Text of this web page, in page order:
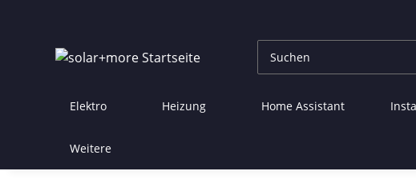
Elektro Heizung Home Assistant
Weitere